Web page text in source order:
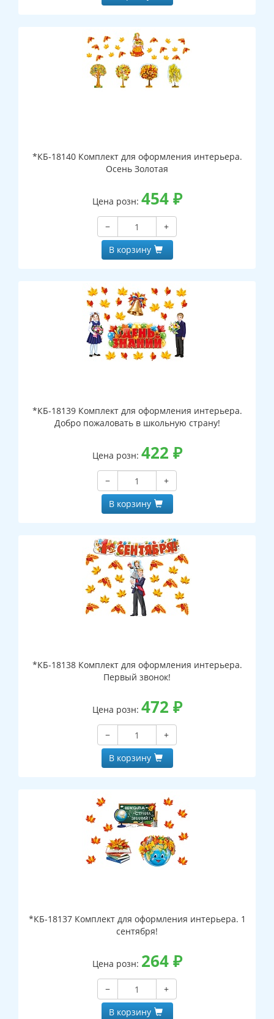
*КБ-18140 Комплект для оформления интерьера.
Осень Золотая
Цена розн: 454₽
−
+
В корзину
*КБ-18139 Комплект для оформления интерьера.
Добро пожаловать в школьную страну!
Цена розн: 422 ₽
−
+
В корзину
*КБ-18138 Комплект для оформления интерьера.
Первый звонок!
Цена розн: 472 ₽
−
+
В корзину
*КБ-18137 Комплект для оформления интерьера. 1
сентября!
Цена розн: 264₽
−
+
В корзину